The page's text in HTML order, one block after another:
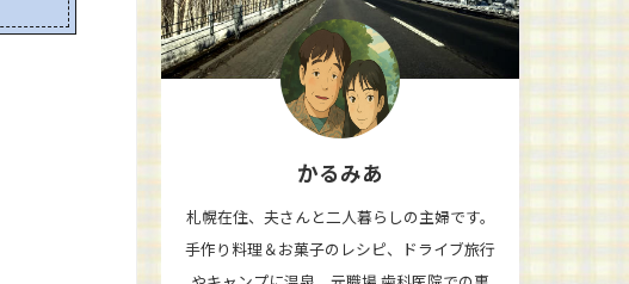
かるみあ
札幌在住、夫さんと二人暮らしの主婦です。
手作り料理＆お菓子のレシピ、ドライブ旅行